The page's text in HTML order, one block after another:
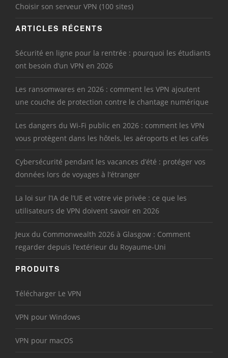
Choisir son serveur VPN (100 sites)
ARTICLES RÉCENTS
Sécurité en ligne pour la rentrée : pourquoi les étudiants
ont besoin d’un VPN en 2026
Les ransomwares en 2026 : comment les VPN ajoutent
une couche de protection contre le chantage numérique
Les dangers du Wi-Fi public en 2026 : comment les VPN
vous protègent dans les hôtels, les aéroports et les cafés
Cybersécurité pendant les vacances d’été : protéger vos
données lors de voyages à l’étranger
La loi sur l’IA de l’UE et votre vie privée : ce que les
utilisateurs de VPN doivent savoir en 2026
Jeux du Commonwealth 2026 à Glasgow : Comment
regarder depuis l’extérieur du Royaume-Uni
PRODUITS
Télécharger Le VPN
VPN pour Windows
VPN pour macOS